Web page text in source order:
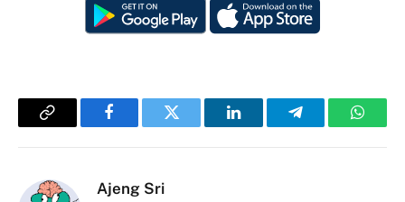
Copy
FacebookTwitter LinkedInTelegram
Ajeng Sri